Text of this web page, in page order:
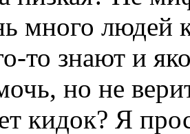
много людей
то знают и
но не
кидок? Я